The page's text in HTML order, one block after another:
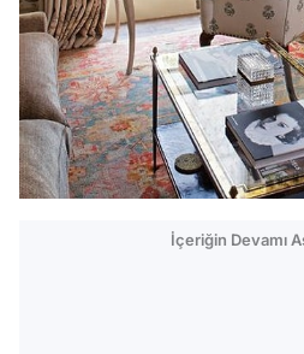
İçeriğin Devamı